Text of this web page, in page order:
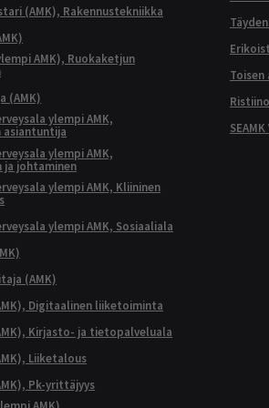
(AMK), Rakennustekniikka
AMK), Ruokaketjun
(AMK)
ylempi AMK,
asiantuntija
ylempi AMK,
ja johtaminen
ylempi AMK, Kliininen
ylempi AMK, Sosiaaliala
(AMK)
Digitaalinen liiketoiminta
Kirjasto- ja tietopalveluala
Liiketalous
Pk-yrittäjyys